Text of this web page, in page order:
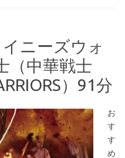
イニーズウォ
（中華戦士
）91分
お
す
す
め